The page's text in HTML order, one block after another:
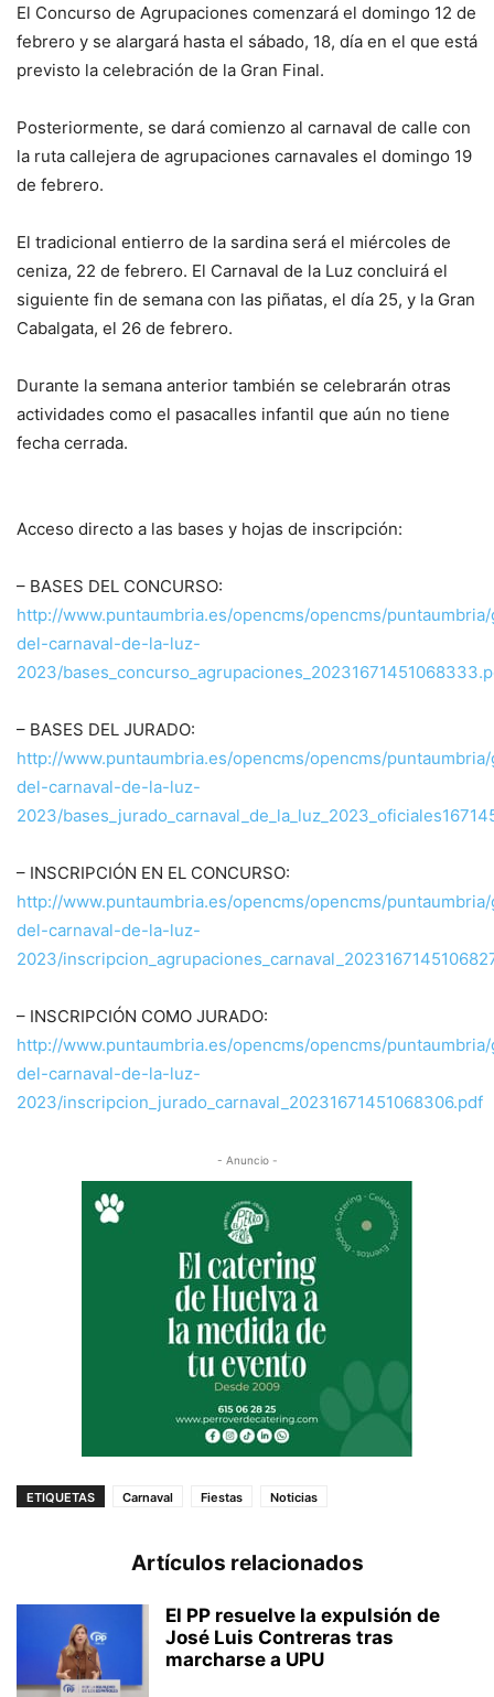
El Concurso de Agrupaciones comenzará el domingo 12 de
febrero y se alargará hasta el sábado, 18, día en el que está
previsto la celebración de la Gran Final.
Posteriormente, se dará comienzo al carnaval de calle con
la ruta callejera de agrupaciones carnavales el domingo 19
de febrero.
El tradicional entierro de la sardina será el miércoles de
ceniza, 22 de febrero. El Carnaval de la Luz concluirá el
siguiente fin de semana con las piñatas, el día 25, y la Gran
Cabalgata, el 26 de febrero.
Durante la semana anterior también se celebrarán otras
actividades como el pasacalles infantil que aún no tiene
fecha cerrada.
Acceso directo a las bases y hojas de inscripción:
– BASES DEL CONCURSO:
http://www.puntaumbria.es/opencms/opencms/
del-carnaval-de-la-luz-
2023/
– BASES DEL JURADO:
http://www.puntaumbria.es/opencms/opencms/
del-carnaval-de-la-luz-
2023/
– INSCRIPCIÓN EN EL CONCURSO:
http://www.puntaumbria.es/opencms/opencms/
del-carnaval-de-la-luz-
2023/
– INSCRIPCIÓN COMO JURADO:
http://www.puntaumbria.es/opencms/opencms/
del-carnaval-de-la-luz-
2023/inscripcion_jurado_carnaval_20231671451068306.pdf
- Anuncio -
ETIQUETAS Carnaval Fiestas Noticias
Artículos relacionados
El PP resuelve la expulsión de
José Luis Contreras tras
marcharse a UPU